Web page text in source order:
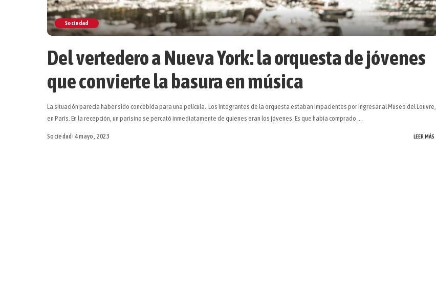
Sociedad
Del vertedero a Nueva York: la orquesta de jóvenes
que convierte la basura en música
La situación parecía haber sido concebida para una película. Los integrantes de la orquesta estaban impacientes por ingresar al Museo del Louvre,
en París. En la recepción, un parisino se percató inmediatamente de quienes eran los jóvenes. Es que había comprado ...
Sociedad 4 mayo, 2023 LEER MÁS